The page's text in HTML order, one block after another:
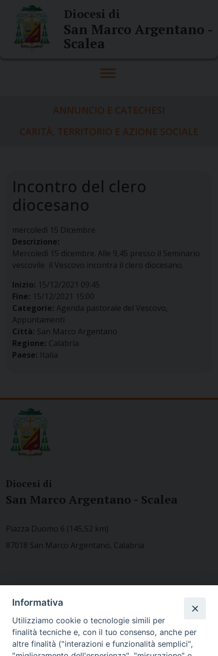
content
Diocesi di
San Marco Argentano -
Scalea
ANNUNCIO E CATECHESI
CARITÀ, TERRITORIO E AZIONE SOCIALE
Incontro del clero
diocesano
mercoledì 15 Dicembre
Descrizione:
Mercoledì 15 dicembre. Alle 9,45 presso il Seminario
vescovile il Vescovo incontra il clero diocesano.
Inizio: 15/12/2021 09:45
Fine: 15/12/2021 15:00
Categorie: Agenda pastorale del Vescovo,
Appuntamenti
Città: San Marco Argentano
Regione: Calabria
Paese: Italia
Diocesi di
San Marco Argentano - Scalea
Piazza Duomo 6 (145,52 km)
87018 San Marco Argentano, Calabria
MODULISTICA
Informativa
Utilizziamo cookie o tecnologie simili per
finalità tecniche e, con il tuo consenso, anche per
altre finalità ("interazioni e funzionalità semplici",